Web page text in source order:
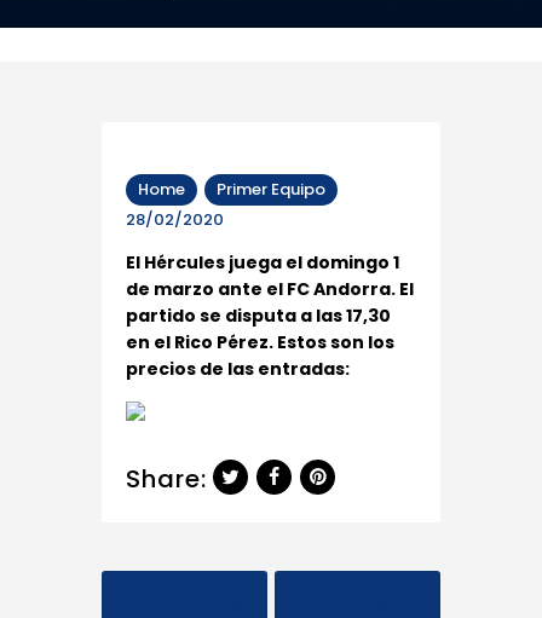
Home
Primer Equipo
28/02/2020
El Hércules juega el domingo 1
de marzo ante el FC Andorra. El
partido se disputa a las 17,30
en el Rico Pérez. Estos son los
precios de las entradas:
Share: